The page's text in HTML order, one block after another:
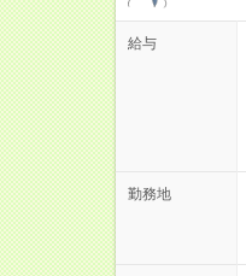
給与
勤務地